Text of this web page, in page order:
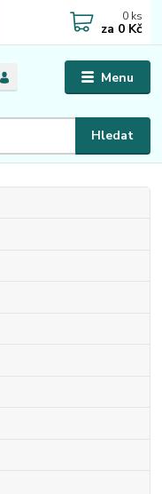
Menu
Hledat
0 ks
za 0 Kč